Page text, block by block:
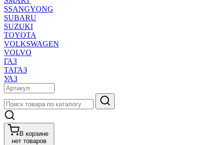
SSANGYONG
SUBARU
SUZUKI
TOYOTA
VOLKSWAGEN
VOLVO
ГАЗ
ТАГАЗ
УАЗ
В корзине
нет товаров